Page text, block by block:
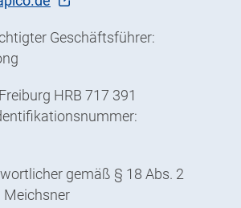
Geschäftsführer:
HRB 717 391
gemäß § 18 Abs. 2
Meichsner